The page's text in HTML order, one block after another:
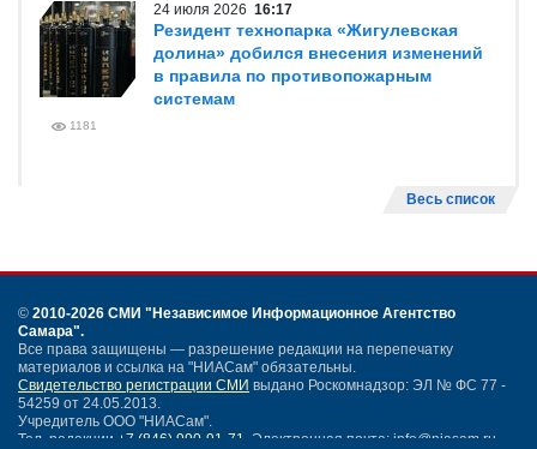
24 июля 2026 16:17
Резидент технопарка «Жигулевская
долина» добился внесения изменений
в правила по противопожарным
системам
1181
Весь список
© 2010-2026 СМИ "Независимое Информационное Агентство
Самара".
Все права защищены — разрешение редакции на перепечатку
материалов и ссылка на "НИАСам" обязательны.
Свидетельство регистрации СМИ выдано Роскомнадзор: ЭЛ № ФС 77 -
54259 от 24.05.2013.
Учредитель ООО "НИАСам".
Тел. редакции +7 (846) 990-91-71. Электронная почта: info@niasam.ru